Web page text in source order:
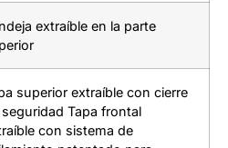
extraíble en la parte
superior extraíble con cierre
Tapa frontal
con sistema de